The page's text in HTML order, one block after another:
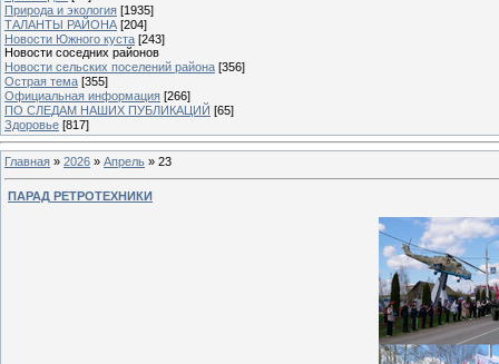
Природа и экология [1935]
ТАЛАНТЫ РАЙОНА [204]
Новости Южного куста [243]
Новости соседних районов
Новости сельских поселений района [356]
Острая тема [355]
Официальная информация [266]
ПО СЛЕДАМ НАШИХ ПУБЛИКАЦИЙ [65]
Здоровье [817]
Главная » 2026 » Апрель » 23
ПАРАД РЕТРОТЕХНИКИ